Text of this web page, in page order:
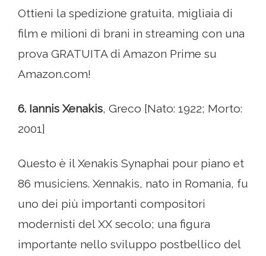
Ottieni la spedizione gratuita, migliaia di
film e milioni di brani in streaming con una
prova GRATUITA di Amazon Prime su
Amazon.com!
6. Iannis Xenakis, Greco [Nato: 1922; Morto:
2001]
Questo è il Xenakis Synaphai pour piano et
86 musiciens. Xennakis, nato in Romania, fu
uno dei più importanti compositori
modernisti del XX secolo; una figura
importante nello sviluppo postbellico del